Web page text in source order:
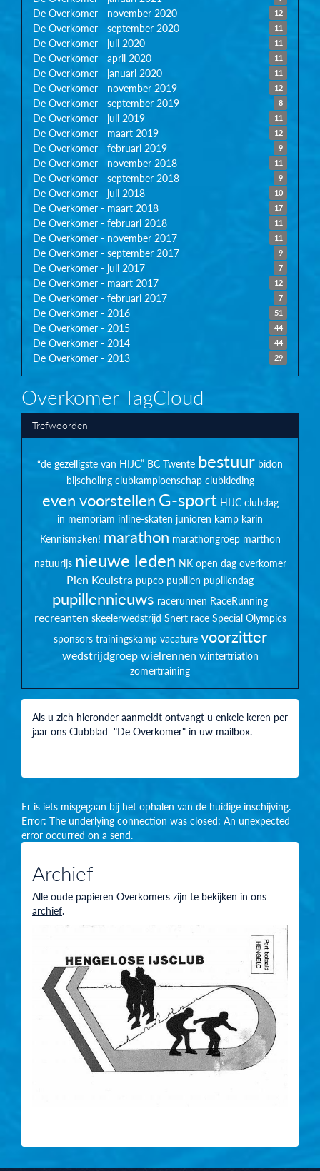
12
De Overkomer - november 2020
11
De Overkomer - september 2020
11
De Overkomer - juli 2020
11
De Overkomer - april 2020
11
De Overkomer - januari 2020
12
De Overkomer - november 2019
8
De Overkomer - september 2019
11
De Overkomer - juli 2019
12
De Overkomer - maart 2019
9
De Overkomer - februari 2019
11
De Overkomer - november 2018
9
De Overkomer - september 2018
10
De Overkomer - juli 2018
17
De Overkomer - maart 2018
11
De Overkomer - februari 2018
11
De Overkomer - november 2017
9
De Overkomer - september 2017
7
De Overkomer - juli 2017
12
De Overkomer - maart 2017
7
De Overkomer - februari 2017
51
De Overkomer - 2016
44
De Overkomer - 2015
44
De Overkomer - 2014
29
De Overkomer - 2013
Overkomer TagCloud
Trefwoorden
“de gezelligste van HIJC” BC Twente bestuur bidon
bijscholing clubkampioenschap clubkleding
even voorstellenG-sport HIJC clubdag
in memoriam inline-skaten junioren kamp karin
Kennismaken! marathon marathongroep marthon
natuurijs nieuwe leden NK open dag overkomer
Pien Keulstra pupco pupillen pupillendag
pupillennieuws racerunnen RaceRunning
recreanten skeelerwedstrijd Snert race Special Olympics
sponsors trainingskamp vacature voorzitter
wedstrijdgroepwielrennen wintertriatlon
zomertraining
Als u zich hieronder aanmeldt ontvangt u enkele keren per
jaar ons Clubblad "De Overkomer" in uw mailbox.
Er is iets misgegaan bij het ophalen van de huidige inschijving.
Error: The underlying connection was closed: An unexpected
error occurred on a send.
Archief
Alle oude papieren Overkomers zijn te bekijken in ons
archief.